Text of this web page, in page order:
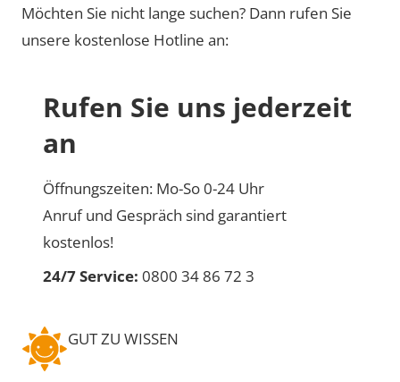
Möchten Sie nicht lange suchen? Dann rufen Sie
unsere kostenlose Hotline an:
Rufen Sie uns jederzeit
an
Öffnungszeiten: Mo-So 0-24 Uhr
Anruf und Gespräch sind garantiert
kostenlos!
24/7 Service: 0800 34 86 72 3
GUT ZU WISSEN